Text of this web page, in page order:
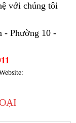
với chúng tôi
- Phường 10 -